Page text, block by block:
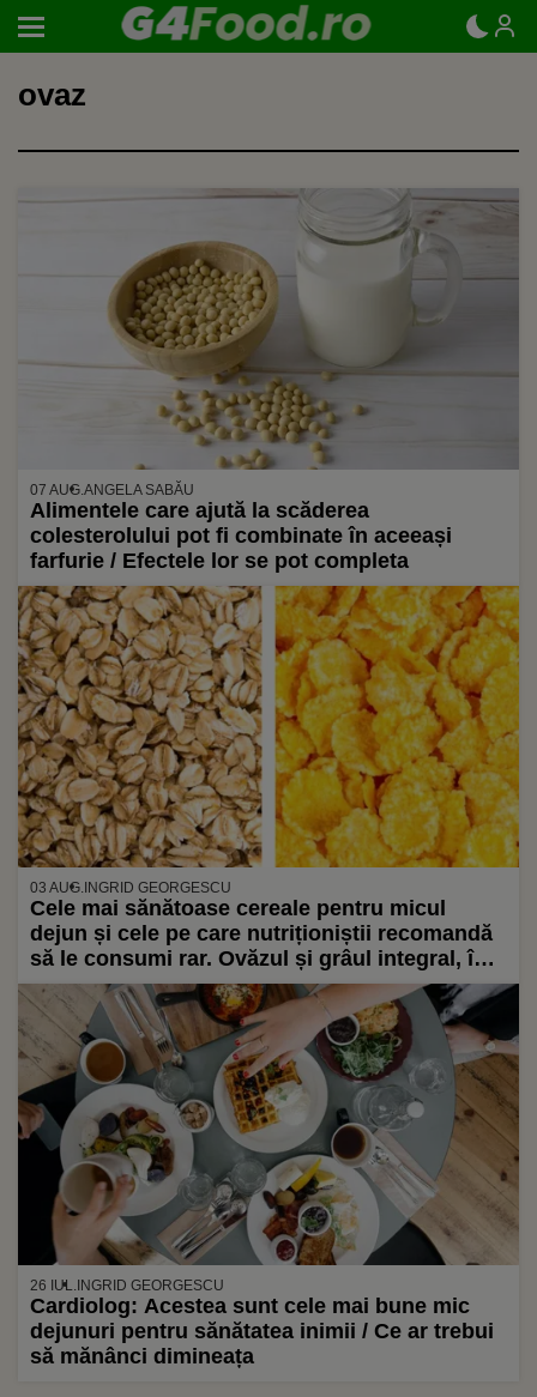
ovaz
07 AUG.ANGELA SABĂU
Alimentele care ajută la scăderea
colesterolului pot fi combinate în aceeași
farfurie / Efectele lor se pot completa
03 AUG.INGRID GEORGESCU
Cele mai sănătoase cereale pentru micul
dejun și cele pe care nutriționiștii recomandă
să le consumi rar. Ovăzul și grâul integral, în
top
26 IUL. INGRID GEORGESCU
Cardiolog: Acestea sunt cele mai bune mic
dejunuri pentru sănătatea inimii / Ce ar trebui
să mănânci dimineața